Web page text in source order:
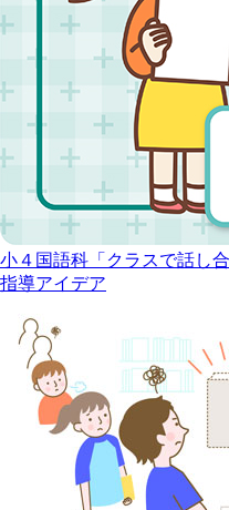
小４国語科「クラスで話し
指導アイデア